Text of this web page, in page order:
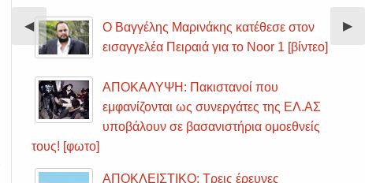
Previous
Slide
◀︎ ▶︎
Ο Βαγγέλης Μαρινάκης κατέθεσε στον
εισαγγελέα Πειραιά για το Noor 1 [βίντεο]
ΑΠΟΚΑΛΥΨΗ: Πακιστανοί που
εμφανίζονται ως συνεργάτες της ΕΛ.ΑΣ
υποβάλουν σε βασανιστήρια ομοεθνείς
τους! [φωτο]
ΑΠΟΚΛΕΙΣΤΙΚΟ: Τρεις έρευνες